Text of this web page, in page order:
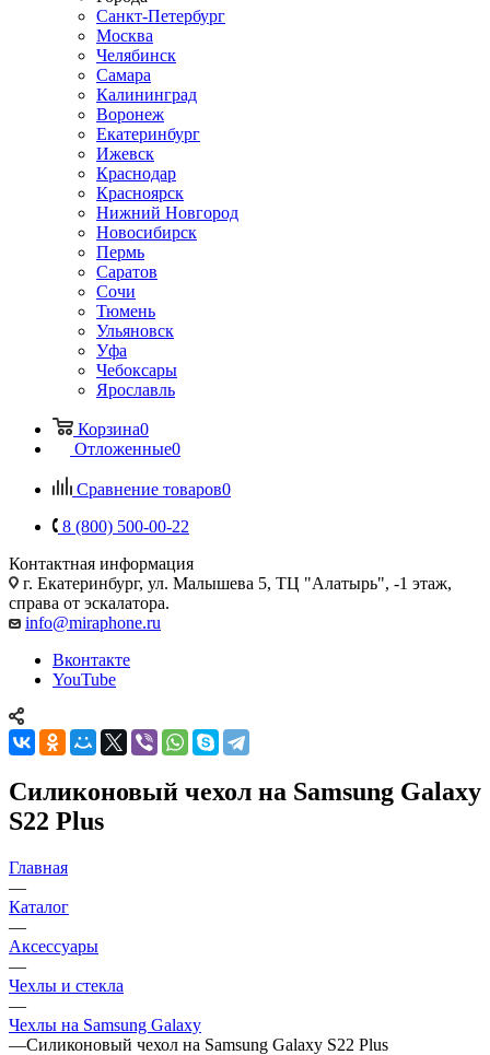
Санкт-Петербург
Москва
Челябинск
Самара
Калининград
Воронеж
Екатеринбург
Ижевск
Краснодар
Красноярск
Нижний Новгород
Новосибирск
Пермь
Саратов
Сочи
Тюмень
Ульяновск
Уфа
Чебоксары
Ярославль
Корзина0
Отложенные0
Сравнение товаров0
8 (800) 500-00-22
Контактная информация
г. Екатеринбург, ул. Малышева 5, ТЦ "Алатырь", -1 этаж,
справа от эскалатора.
info@miraphone.ru
Вконтакте
YouTube
Силиконовый чехол на Samsung Galaxy
S22 Plus
Главная
—
Каталог
—
Аксессуары
—
Чехлы и стекла
—
Чехлы на Samsung Galaxy
—Силиконовый чехол на Samsung Galaxy S22 Plus